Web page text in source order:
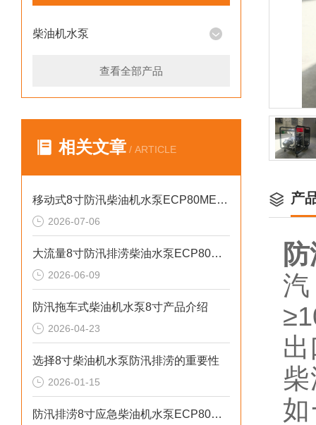
柴油机水泵
查看全部产品
相关文章 / ARTICLE
移动式8寸防汛柴油机水泵ECP80ME产品介绍
2026-07-06
大流量8寸防汛排涝柴油水泵ECP80ME产品介绍
2026-06-09
防汛拖车式柴油机水泵8寸产品介绍
2026-04-23
选择8寸柴油机水泵防汛排涝的重要性
2026-01-15
防汛排涝8寸应急柴油机水泵ECP80ME参数
产